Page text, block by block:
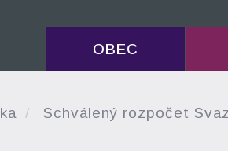
OBEC
Schválený rozpočet